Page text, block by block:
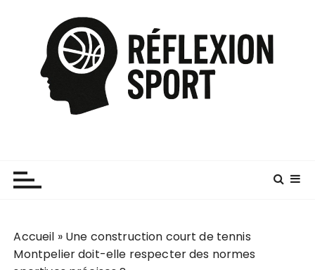
Accueil » Une construction court de tennis
Montpelier doit-elle respecter des normes